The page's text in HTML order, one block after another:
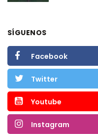
SÍGUENOS
Facebook
Twitter
Youtube
Instagram